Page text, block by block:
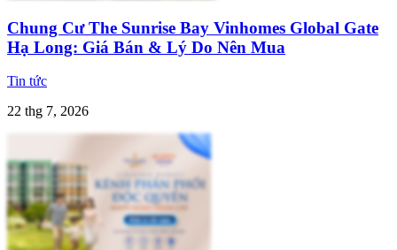
Chung Cư The Sunrise Bay Vinhomes Global Gate
Hạ Long: Giá Bán & Lý Do Nên Mua
Tin tức
22 thg 7, 2026